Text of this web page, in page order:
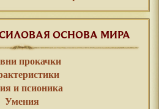
ОСНОВА МИРА
прокачки
и псионика
Умения